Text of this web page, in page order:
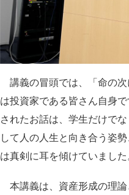
講義の冒頭では、「命の次
は投資家である皆さん自身
されたお話は、学生だけで
して人の人生と向き合う姿
は真剣に耳を傾けていました
本講義は、資産形成の理論